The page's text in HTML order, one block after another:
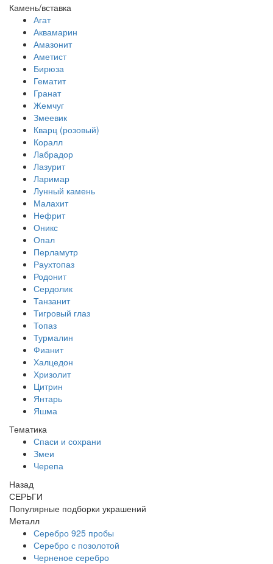
Камень/вставка
Агат
Аквамарин
Амазонит
Аметист
Бирюза
Гематит
Гранат
Жемчуг
Змеевик
Кварц (розовый)
Коралл
Лабрадор
Лазурит
Ларимар
Лунный камень
Малахит
Нефрит
Оникс
Опал
Перламутр
Раухтопаз
Родонит
Сердолик
Танзанит
Тигровый глаз
Топаз
Турмалин
Фианит
Халцедон
Хризолит
Цитрин
Янтарь
Яшма
Тематика
Спаси и сохрани
Змеи
Черепа
Назад
СЕРЬГИ
Популярные подборки украшений
Металл
Серебро 925 пробы
Серебро с позолотой
Черненое серебро